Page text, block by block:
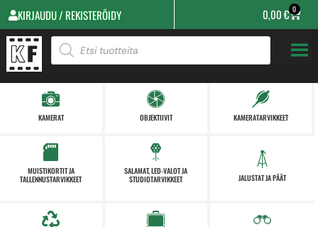
KIRJAUDU / REKISTERÖIDY 0,00€ 0
KAMERAT OBJEKTIIVIT KAMERATARVIKKEET
MUISTIKORTIT JA
TALLENNUSTARVIKKEET
SALAMAT, LED-VALOT JA
STUDIOTARVIKKEET
JALUSTAT JA PÄÄT